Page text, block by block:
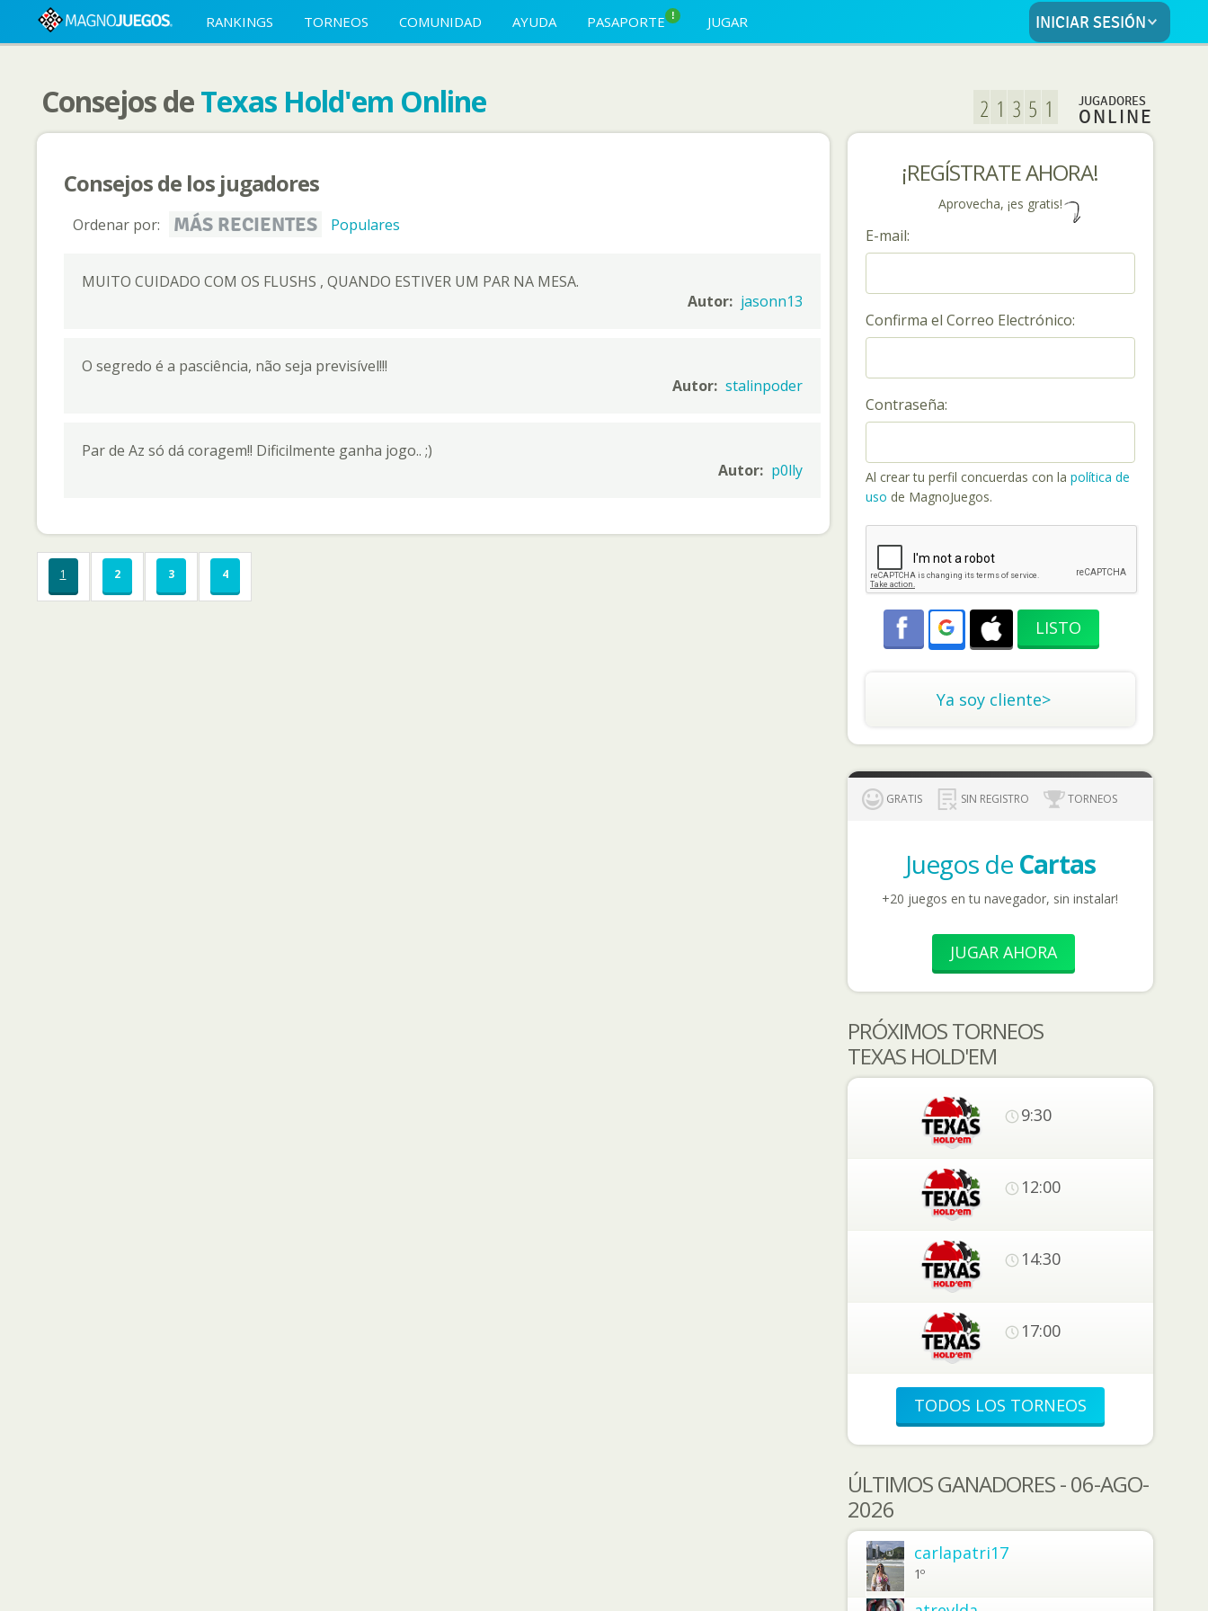
RANKINGS TORNEOS COMUNIDAD AYUDA PASAPORTE ! JUGAR INICIAR SESIÓN
Consejos deTexas Hold'em Online
Consejos de los jugadores
Ordenar por: MÁS RECIENTES Populares
MUITO CUIDADO COM OS FLUSHS , QUANDO ESTIVER UM PAR NA MESA.
Autor: jasonn13
O segredo é a pasciência, não seja previsível!!!
Autor: stalinpoder
Par de Az só dá coragem!! Dificilmente ganha jogo.. ;)
Autor: p0lly
1 2 3 4
JUGADORES
ONLINE
¡REGÍSTRATE AHORA!
Aprovecha, ¡es gratis!
E-mail:
Confirma el Correo Electrónico:
Contraseña:
Al crear tu perfil concuerdas con la política de
uso de MagnoJuegos.
Ya soy cliente>
GRATIS SIN REGISTRO TORNEOS
Juegos de Cartas
+20 juegos en tu navegador, sin instalar!
JUGAR AHORA
PRÓXIMOS TORNEOS
TEXAS HOLD'EM
9:30
12:00
14:30
17:00
TODOS LOS TORNEOS
ÚLTIMOS GANADORES - 06-AGO-
2026
carlapatri17
1º